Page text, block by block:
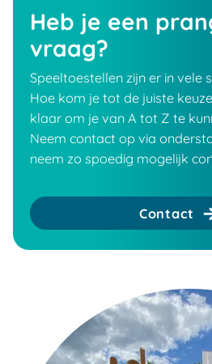
Heb je een
vraag?
Speeltoestellen zijn er in vele
Hoe kom je tot de juiste
klaar om je van A tot Z te
Neem contact op via
neem zo spoedig mogelijk
Contact